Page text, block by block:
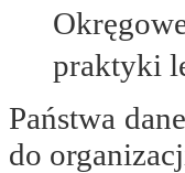
praktyki
Państwa
do